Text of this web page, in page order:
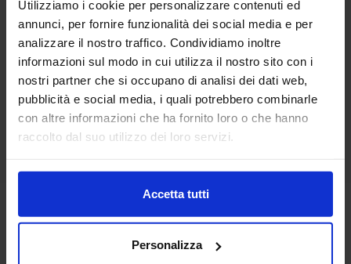
Utilizziamo i cookie per personalizzare contenuti ed
annunci, per fornire funzionalità dei social media e per
analizzare il nostro traffico. Condividiamo inoltre
informazioni sul modo in cui utilizza il nostro sito con i
nostri partner che si occupano di analisi dei dati web,
pubblicità e social media, i quali potrebbero combinarle
con altre informazioni che ha fornito loro o che hanno
raccolto dal suo utilizzo dei loro servizi.
Accetta tutti
Personalizza
42,90 € Da 36,00€
Colori disponibili
Bianco